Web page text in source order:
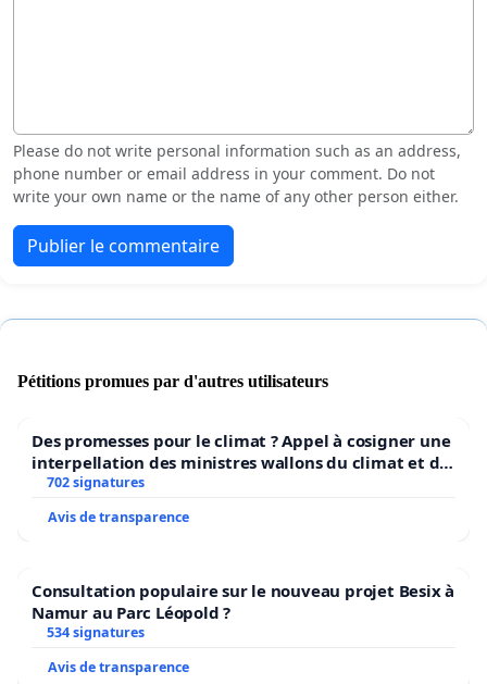
Please do not write personal information such as an address,
phone number or email address in your comment. Do not
write your own name or the name of any other person either.
Publier le commentaire
Pétitions promues par d'autres utilisateurs
Des promesses pour le climat ? Appel à cosigner une
interpellation des ministres wallons du climat et de
l’environnement.
702 signatures
Avis de transparence
Consultation populaire sur le nouveau projet Besix à
Namur au Parc Léopold ?
534 signatures
Avis de transparence